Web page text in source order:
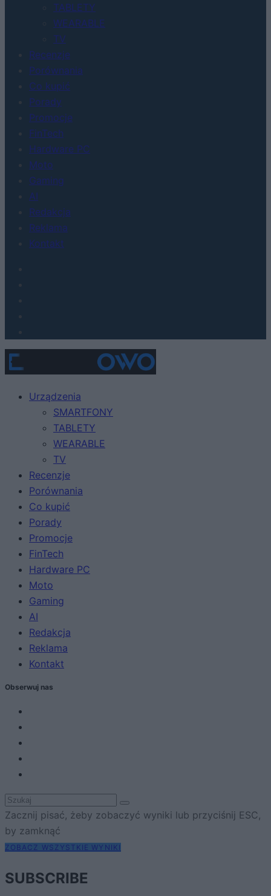
TABLETY
WEARABLE
TV
Recenzje
Porównania
Co kupić
Porady
Promocje
FinTech
Hardware PC
Moto
Gaming
AI
Redakcja
Reklama
Kontakt
Urządzenia
SMARTFONY
TABLETY
WEARABLE
TV
Recenzje
Porównania
Co kupić
Porady
Promocje
FinTech
Hardware PC
Moto
Gaming
AI
Redakcja
Reklama
Kontakt
Obserwuj nas
Zacznij pisać, żeby zobaczyć wyniki lub przyciśnij ESC,
by zamknąć
ZOBACZ WSZYSTKIE WYNIKI
SUBSCRIBE